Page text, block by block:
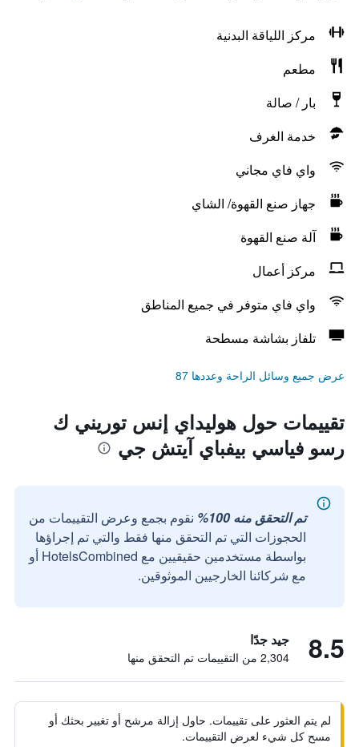
مركز اللياقة البدنية
مطعم
بار / صالة
خدمة الغرف
واي فاي مجاني
جهاز صنع القهوة/ الشاي
آلة صنع القهوة
مركز أعمال
واي فاي متوفر في جميع المناطق
تلفاز بشاشة مسطحة
عرض جميع وسائل الراحة وعددها 87
تقييمات حول هوليداي إنس توريني ك
رسو فياسي بيفباي آيتش جي
تم التحقق منه 100%
نقوم بجمع وعرض التقييمات من
الحجوزات التي تم التحقق منها فقط والتي تم إجراؤها
بواسطة مستخدمين حقيقيين مع HotelsCombined أو
مع شركائنا الخارجيين الموثوقين.
8.5 جيد جدًا
2,304 من التقييمات تم التحقق منها
لم يتم العثور على تقييمات. حاول إزالة مرشح أو تغيير بحثك أو
مسح كل شيء لعرض التقييمات.